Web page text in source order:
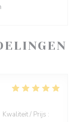
Kwaliteit / Prijs :